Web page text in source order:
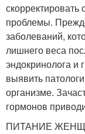
проблемы.
заболеваний,
лишнего веса
эндокринолога и
выявить
организме.
гормонов
ПИТАНИЕ